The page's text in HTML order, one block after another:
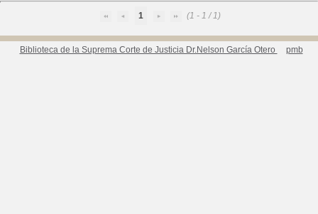
1 (1 - 1 / 1)
Biblioteca de la Suprema Corte de Justicia Dr.Nelson García Otero pmb